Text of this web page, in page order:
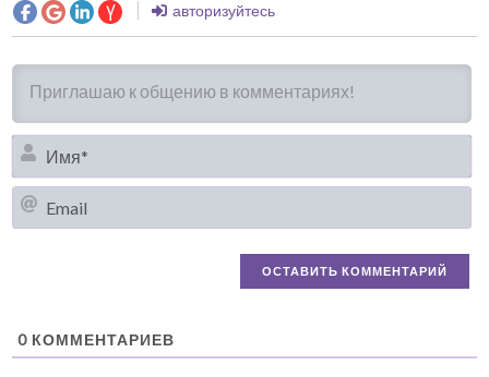
авторизуйтесь
0 КОММЕНТАРИЕВ